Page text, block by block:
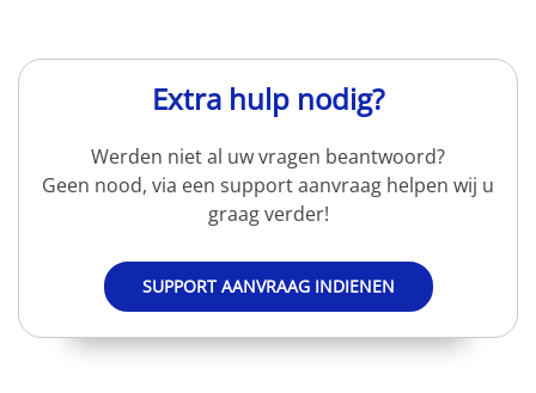
Extra hulp nodig?
Werden niet al uw vragen beantwoord?
Geen nood, via een support aanvraag helpen wij u
graag verder!
SUPPORT AANVRAAG INDIENEN